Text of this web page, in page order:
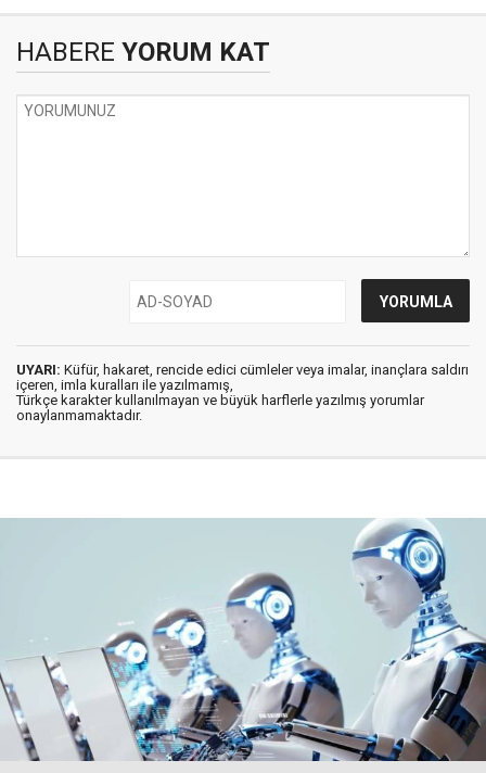
HABERE YORUM KAT
UYARI: Küfür, hakaret, rencide edici cümleler veya imalar, inançlara saldırı
içeren, imla kuralları ile yazılmamış,
Türkçe karakter kullanılmayan ve büyük harflerle yazılmış yorumlar
onaylanmamaktadır.